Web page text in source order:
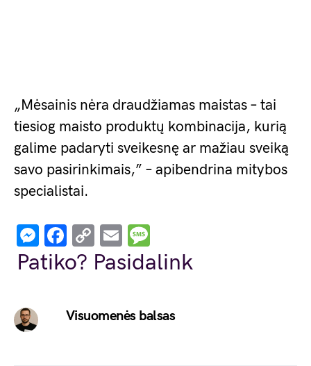
„Mėsainis nėra draudžiamas maistas – tai
tiesiog maisto produktų kombinacija, kurią
galime padaryti sveikesnę ar mažiau sveiką
savo pasirinkimais,” – apibendrina mitybos
specialistai.
Messenger
Facebook
Copy
Link
Email
Patiko? Pasidalink
Visuomenės balsas